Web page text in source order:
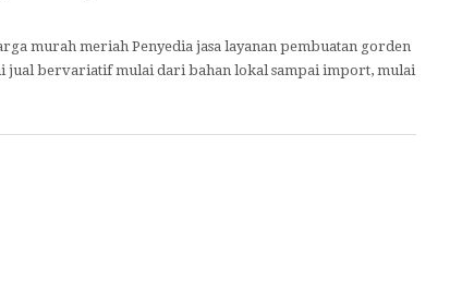
murah meriah Penyedia jasa layanan pembuatan gorden
jual bervariatif mulai dari bahan lokal sampai import, mulai